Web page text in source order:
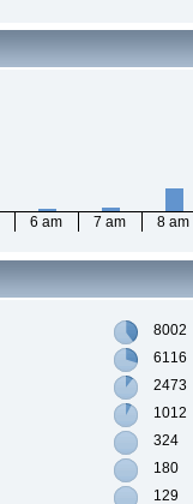
6 am 7 am 8 am
8002
6116
2473
1012
324
180
129